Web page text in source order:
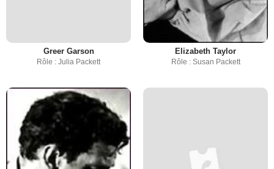
Greer Garson
Rôle : Julia Packett
Elizabeth Taylor
Rôle : Susan Packett